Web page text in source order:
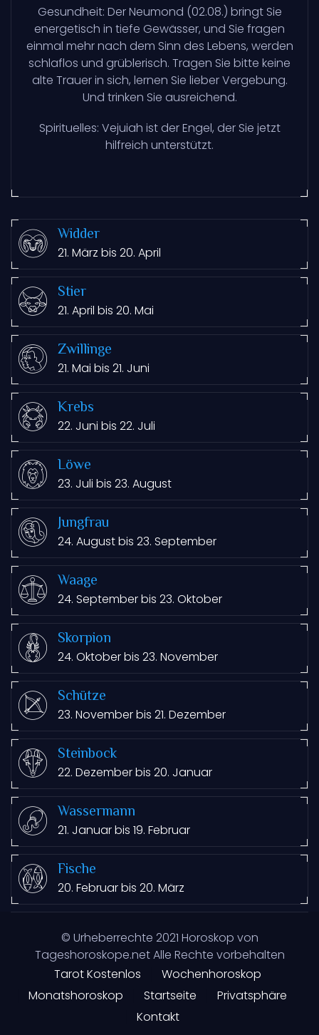
Gesundheit: Der Neumond (02.08.) bringt Sie
energetisch in tiefe Gewässer, und Sie fragen
einmal mehr nach dem Sinn des Lebens, werden
schlaflos und grüblerisch. Tragen Sie bitte keine
alte Trauer in sich, lernen Sie lieber Vergebung.
Und trinken Sie ausreichend.
Spirituelles: Vejuiah ist der Engel, der Sie jetzt
hilfreich unterstützt.
Widder
21. März bis 20. April
Stier
21. April bis 20. Mai
Zwillinge
21. Mai bis 21. Juni
Krebs
22. Juni bis 22. Juli
Löwe
23. Juli bis 23. August
Jungfrau
24. August bis 23. September
Waage
24. September bis 23. Oktober
Skorpion
24. Oktober bis 23. November
Schütze
23. November bis 21. Dezember
Steinbock
22. Dezember bis 20. Januar
Wassermann
21. Januar bis 19. Februar
Fische
20. Februar bis 20. März
© Urheberrechte 2021 Horoskop von
Tageshoroskope.net Alle Rechte vorbehalten
Tarot Kostenlos
Wochenhoroskop
Monatshoroskop
Startseite
Privatsphäre
Kontakt